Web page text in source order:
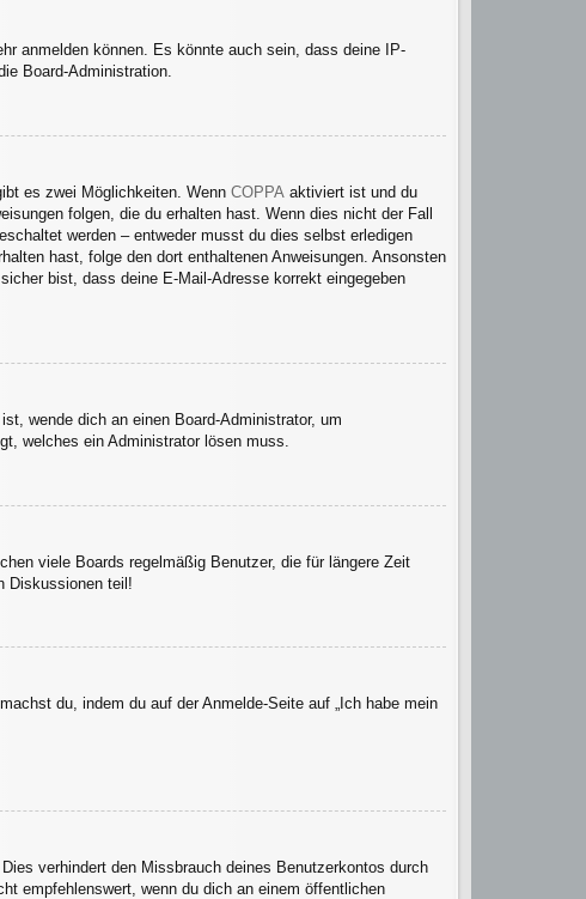
anmelden können. Es könnte auch sein, dass deine IP-
Board-Administration.
es zwei Möglichkeiten. Wenn COPPA aktiviert ist und du
folgen, die du erhalten hast. Wenn dies nicht der Fall
werden – entweder musst du dies selbst erledigen
hast, folge den dort enthaltenen Anweisungen. Ansonsten
bist, dass deine E-Mail-Adresse korrekt eingegeben
wende dich an einen Board-Administrator, um
welches ein Administrator lösen muss.
viele Boards regelmäßig Benutzer, die für längere Zeit
Diskussionen teil!
du, indem du auf der Anmelde-Seite auf „Ich habe mein
verhindert den Missbrauch deines Benutzerkontos durch
empfehlenswert, wenn du dich an einem öffentlichen